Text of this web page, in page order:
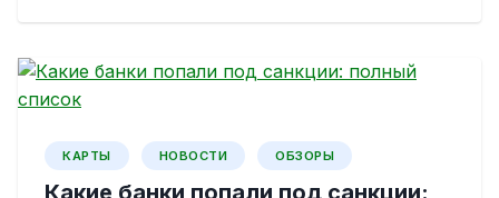
КАРТЫ НОВОСТИ ОБЗОРЫ